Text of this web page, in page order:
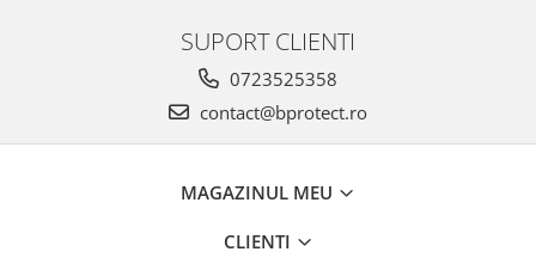
SUPORT CLIENTI
0723525358
contact@bprotect.ro
MAGAZINUL MEU
CLIENTI